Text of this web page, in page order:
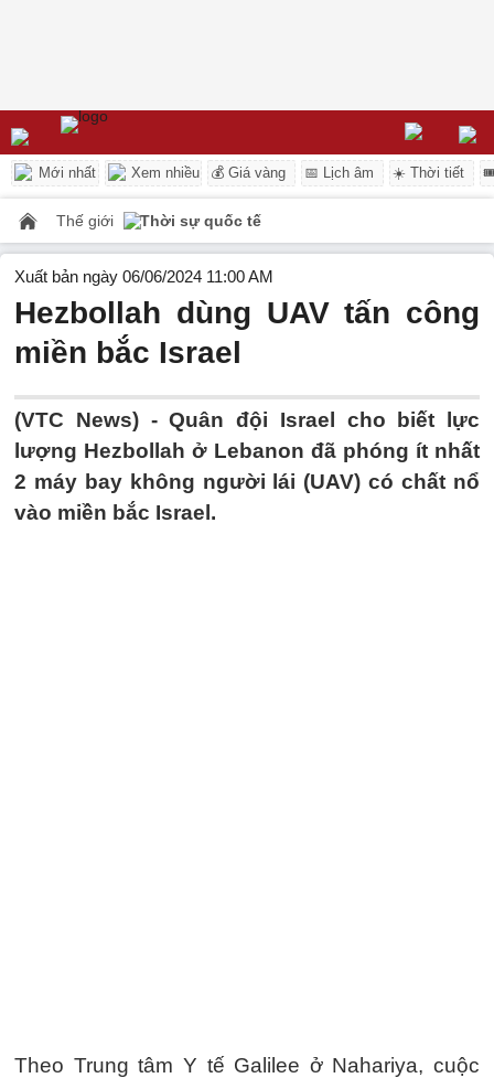
Mới nhất Xem nhiều 💰 Giá vàng 📅 Lịch âm ☀️ Thời tiết
Thế giới Thời sự quốc tế
Xuất bản ngày 06/06/2024 11:00 AM
Hezbollah dùng UAV tấn công
miền bắc Israel
(VTC News) -Quân đội Israel cho biết lực
lượng Hezbollah ở Lebanon đã phóng ít nhất
2 máy bay không người lái (UAV) có chất nổ
vào miền bắc Israel.
Theo Trung tâm Y tế Galilee ở Nahariya, cuộc